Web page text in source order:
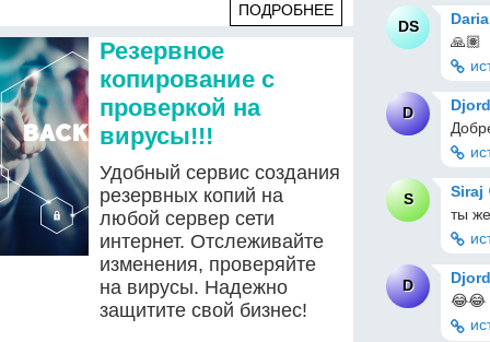
ПОДРОБНЕЕ
Резервное
копирование с
проверкой на
вирусы!!!
Удобный сервис создания
резервных копий на
любой сервер сети
интернет. Отслеживайте
изменения, проверяйте
на вирусы. Надежно
защитите свой бизнес!
DS
🙏🏽
D
S
Siraj
ты
D
😂😂